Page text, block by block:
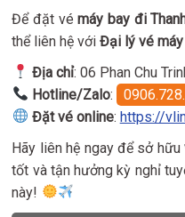
Để đặt vémáy bay đi
thể liên hệ vớiĐại lý vé
Địa chỉ: 06 Phan Chu
Hotline/Zalo:
Đặt vé online: https://
Hãy liên hệ ngay để sở hữu
tốt và tận hưởng kỳ nghỉ
này!